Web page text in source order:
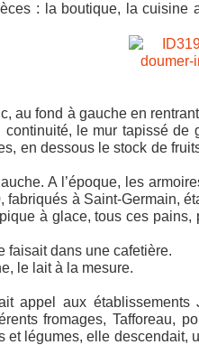
: la boutique, la cuisine
au fond à gauche en
le mur tapissé de
en dessous le stock de
A l’époque, les
fabriqués à Saint-Germain,
à glace, tous ces pains,
faisait dans une cafetière.
le lait à la mesure.
appel aux
fromages, Tafforeau,
légumes, elle descendait,